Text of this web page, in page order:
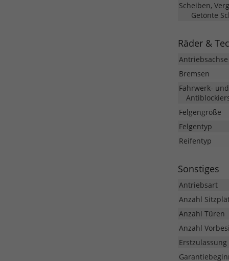
Scheiben,
Getönte
Räder &
Antriebsachse
Bremsen
Fahrwerk-
Felgengröße
Felgentyp
Reifentyp
Sonstiges
Antriebsart
Anzahl
Anzahl Türen
Anzahl
Erstzulassung